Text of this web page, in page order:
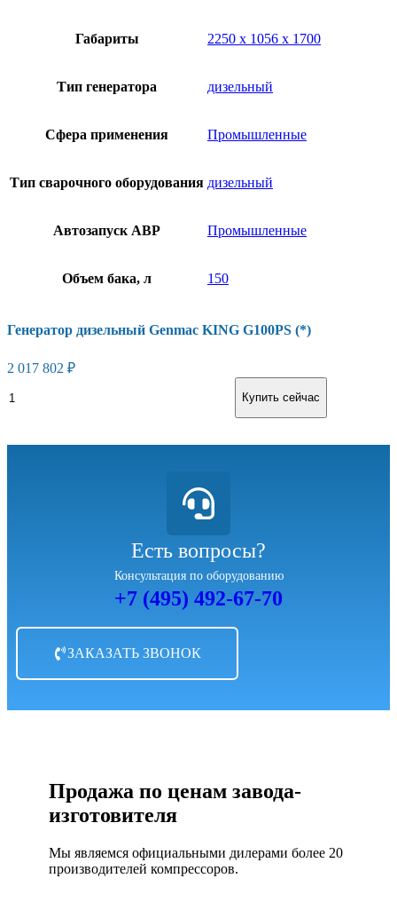
Габариты 2250 х 1056 х 1700
Тип генератора дизельный
Сфера применения Промышленные
Тип сварочного оборудования дизельный
Автозапуск АВР Промышленные
Объем бака, л 150
Генератор дизельный Genmac KING G100PS (*)
2 017 802 ₽
Купить сейчас
Есть вопросы?
Консультация по оборудованию
+7 (495) 492-67-70
ЗАКАЗАТЬ ЗВОНОК
Продажа по ценам завода-
изготовителя
Мы являемся официальными дилерами более 20
производителей компрессоров.